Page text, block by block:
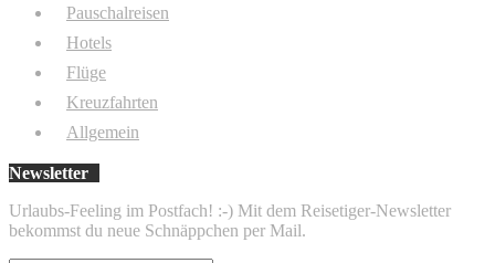
Pauschalreisen
Hotels
Flüge
Kreuzfahrten
Allgemein
Newsletter
Urlaubs-Feeling im Postfach! :-) Mit dem Reisetiger-Newsletter
bekommst du neue Schnäppchen per Mail.